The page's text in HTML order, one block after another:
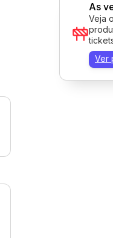
As
Veja
Ver